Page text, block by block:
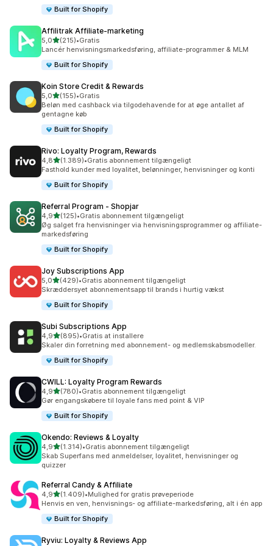
Built for Shopify
Affilitrak Affiliate‑marketing
5,0ud af 5 stjerner
(215)
215 anmeldelser i alt
•Gratis
Lancér henvisningsmarkedsføring, affiliate-programmer & MLM
Built for Shopify
Koin Store Credit & Rewards
5,0ud af 5 stjerner
(155)
155 anmeldelser i alt
•Gratis
Beløn med cashback via tilgodehavende for at øge antallet af
gentagne køb
Built for Shopify
Rivo: Loyalty Program, Rewards
4,8ud af 5 stjerner
(1.389)
1389 anmeldelser i alt
•Gratis abonnement tilgængeligt
Fasthold kunder med loyalitet, belønninger, henvisninger og konti
Built for Shopify
Referral Program ‑ Shopjar
4,9ud af 5 stjerner
(125)
125 anmeldelser i alt
•Gratis abonnement tilgængeligt
Øg salget fra henvisninger via henvisningsprogrammer og affiliate-
markedsføring
Built for Shopify
Joy Subscriptions App
5,0ud af 5 stjerner
(429)
429 anmeldelser i alt
•Gratis abonnement tilgængeligt
Skræddersyet abonnementsapp til brands i hurtig vækst
Built for Shopify
Subi Subscriptions App
4,9ud af 5 stjerner
(895)
895 anmeldelser i alt
•Gratis at installere
Skaler din forretning med abonnement- og medlemskabsmodeller.
Built for Shopify
CWILL: Loyalty Program Rewards
4,9ud af 5 stjerner
(780)
780 anmeldelser i alt
•Gratis abonnement tilgængeligt
Gør engangskøbere til loyale fans med point & VIP
Built for Shopify
Okendo: Reviews & Loyalty
4,9ud af 5 stjerner
(1.314)
1314 anmeldelser i alt
•Gratis abonnement tilgængeligt
Skab Superfans med anmeldelser, loyalitet, henvisninger og
quizzer
Referral Candy & Affiliate
4,9ud af 5 stjerner
(1.409)
1409 anmeldelser i alt
•Mulighed for gratis prøveperiode
Henvis en ven, henvisnings- og affiliate-markedsføring, alt i én app
Built for Shopify
Ryviu: Loyalty & Reviews App